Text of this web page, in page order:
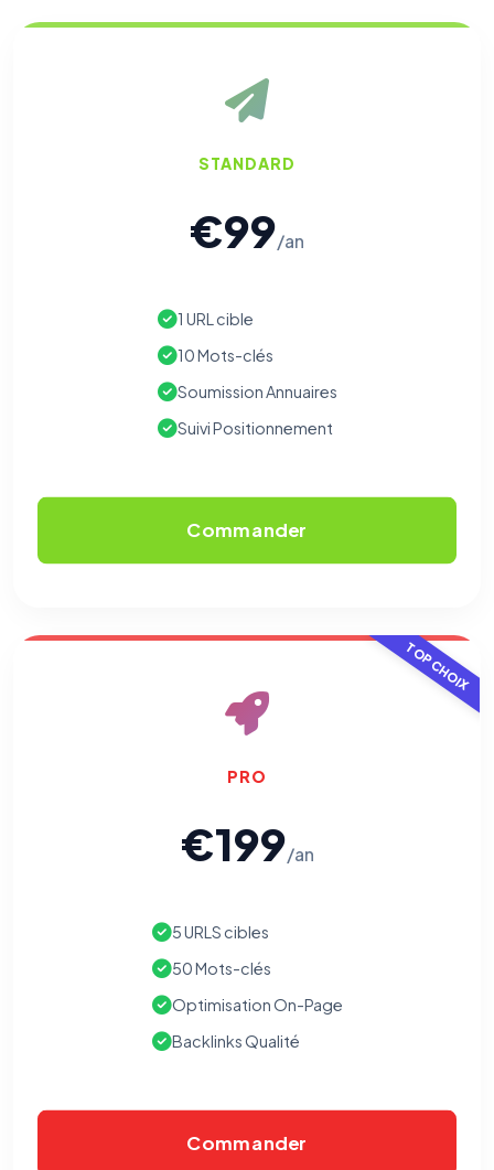
STANDARD
€99/an
1 URL cible
10 Mots-clés
Soumission Annuaires
Suivi Positionnement
Commander
TOP CHOIX
PRO
€199/an
5 URLS cibles
50 Mots-clés
Optimisation On-Page
Backlinks Qualité
Commander